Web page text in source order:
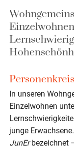
Personenkreis
In unseren
Einzelwohnen
junge
JunErbezeichnet